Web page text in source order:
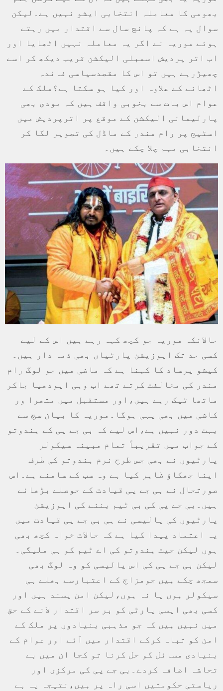
بھومی کا معاملہ انتخابی ایشو نہیں ہے۔لیکن
سوال یہ ہے کہ پانچ سال سے اقتدار میں رہتے
ہوئے موریہ نے اگر یہ معاملہ نہیں اٹھایا اور
اب اتر پردیش اسمبلی الیکشن قریب دیکھ کر اسے
چھیڑرہے ہیں تو اس کا مقصدسیاسی فائدہ
اٹھانے کے علاوہ اور کیا ہو سکتا ہے؟ملک کے
عوام اس بات سے بخوبی واقف ہیں کہ مودی بھی
پارلیمانی الیکشن کے موقع پر اترپردیش میں
اسٹیج پر رام مندر کے ماڈل کی تصویر لگا کر
انتخابی مہم چلا چکے ہیں۔
حالانکہ موریہ جو کچھ کہہ رہے ہیں اس کے لیے
کسی حد تک اپوزیشن پارٹیاں بھی ذمہ دار ہیں۔
کیشو پرساد کا کہنا ہے کہ ماضی میں جو لوگ رام
مندر کی مخالفت کرتے تھے اب وہی ایودھیا جاکر
ماتھا ٹیک رہے ہیں،اور مستقبل میں متھرا ور
کاشی میں بھی یہی ہوگا۔موریہ کا بیان سچ سے
بہت دور نہیں ہے،اس لیے کہ بی جے پی کے ہندوتو
کے جواب میں تقریباً تمام مبینہ سیکولر
پارٹیوں نے بھی جس طرح نرم ہندوتو کی طرف
اپنا جھکاؤ ظاہر کیا ہے وہ سب کے سامنے ہے۔اس
صورتحال نے بی جے پی قیادت کے حوصلے بڑھائے
ہیں۔بی جے پی کی بی ٹیم بننے کی اپوزیشن
پارٹیوں کی پالیسی نے ہی بی جے پی قیادت میں
یہ اعتماد پیدا کیا ہے کہ حالات خواہ کچھ بھی
ہوں لیکن جیت ہندوتو کی اے ٹیم کو ہی ملیگی۔
لیکن بی جے پی کی اس پالیسی کو وہ لوگ بھی
سمجھ چکے ہیں جومزاج کے اعتبارسے بھلے ہی
سیکولر ہوں یا نہ ہوں،لیکن امن پسند ہیں اور
کسی بھی ایسی پارٹی کو بر سر اقتدار لانے کے حق
میں نہیں ہیں کہ جو مذہبی بنیادوں پر ملک کے
امن کو تباہ کرکے اقتدار میں آئے اور عوام کے
بنیادی مسائل کو حل کرنا تو کجا ان میں بے
تحاشہ اضافہ کردے۔بی جے پی کی مرکزی اور
ریاستی حکومتیں اسی راہ پر ہیں،نتیجہ یہ ہے